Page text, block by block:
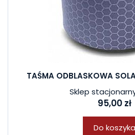
TAŚMA ODBLASKOWA
Sklep
95,00 zł
Do koszyka